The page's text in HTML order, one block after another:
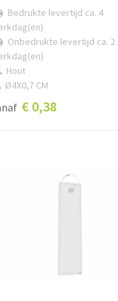
Bedrukte levertijd ca. 4
Onbedrukte levertijd ca. 2
Hout
Ø4X0,7 CM
€ 0,38